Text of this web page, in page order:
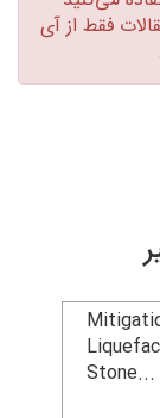
فقط از آی